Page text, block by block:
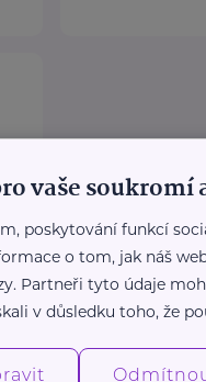
vaše soukromí
poskytování funkcí
o tom, jak náš
Partneři tyto údaje
v důsledku toho, že